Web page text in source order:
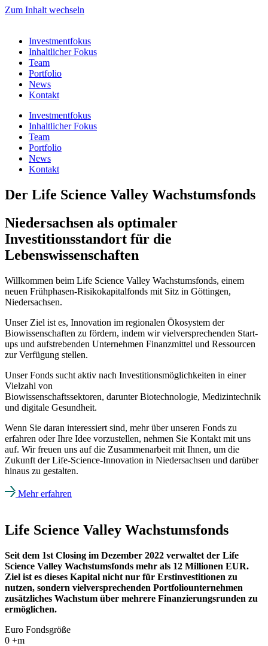
Zum Inhalt wechseln
Investmentfokus
Inhaltlicher Fokus
Team
Portfolio
News
Kontakt
Investmentfokus
Inhaltlicher Fokus
Team
Portfolio
News
Kontakt
Der Life Science Valley Wachstumsfonds
Niedersachsen als optimaler
Investitionsstandort für die
Lebenswissenschaften
Willkommen beim Life Science Valley Wachstumsfonds, einem
neuen Frühphasen-Risikokapitalfonds mit Sitz in Göttingen,
Niedersachsen.
Unser Ziel ist es, Innovation im regionalen Ökosystem der
Biowissenschaften zu fördern, indem wir vielversprechenden Start-
ups und aufstrebenden Unternehmen Finanzmittel und Ressourcen
zur Verfügung stellen.
Unser Fonds sucht aktiv nach Investitionsmöglichkeiten in einer
Vielzahl von
Biowissenschaftssektoren, darunter Biotechnologie, Medizintechnik
und digitale Gesundheit.
Wenn Sie daran interessiert sind, mehr über unseren Fonds zu
erfahren oder Ihre Idee vorzustellen, nehmen Sie Kontakt mit uns
auf. Wir freuen uns auf die Zusammenarbeit mit Ihnen, um die
Zukunft der Life-Science-Innovation in Niedersachsen und darüber
hinaus zu gestalten.
Mehr erfahren
Life Science Valley Wachstumsfonds
Seit dem 1st Closing im Dezember 2022 verwaltet der Life
Science Valley Wachstumsfonds mehr als 12 Millionen EUR.
Ziel ist es dieses Kapital nicht nur für Erstinvestitionen zu
nutzen, sondern vielversprechenden Portfoliounternehmen
zusätzliches Wachstum über mehrere Finanzierungsrunden zu
ermöglichen.
Euro Fondsgröße
0 +m